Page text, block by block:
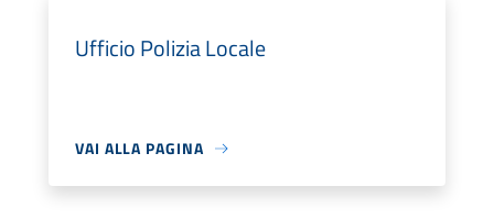
Ufficio Polizia Locale
VAI ALLA PAGINA